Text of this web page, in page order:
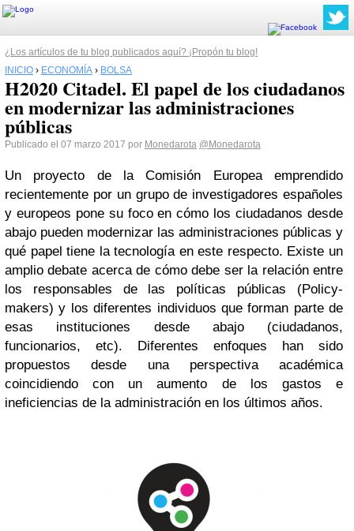
¿Los artículos de tu blog publicados aquí? ¡Propón tu blog!
INICIO › ECONOMÍA › BOLSA
H2020 Citadel. El papel de los ciudadanos
en modernizar las administraciones
públicas
Publicado el 07 marzo 2017 por Monedarota @Monedarota
Un proyecto de la Comisión Europea emprendido
recientemente por un grupo de investigadores españoles
y europeos pone su foco en cómo los ciudadanos desde
abajo pueden modernizar las administraciones públicas y
qué papel tiene la tecnología en este respecto. Existe un
amplio debate acerca de cómo debe ser la relación entre
los responsables de las políticas públicas (Policy-
makers) y los diferentes individuos que forman parte de
esas instituciones desde abajo (ciudadanos,
funcionarios, etc). Diferentes enfoques han sido
propuestos desde una perspectiva académica
coincidiendo con un aumento de los gastos e
ineficiencias de la administración en los últimos años.